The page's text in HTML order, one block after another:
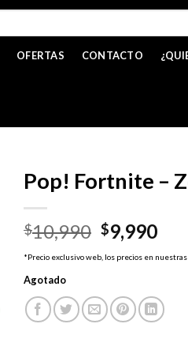
OFERTAS CONTACTO
Pop! Fortnite –
$10,990 El
precio
original
$10,990.
$9,990El
*Precio exclusivo web, los precios en
Agotado